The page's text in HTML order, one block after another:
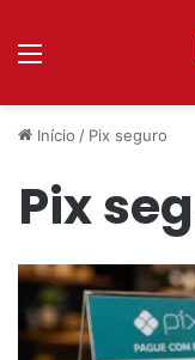
Início / Pix seguro
Pix